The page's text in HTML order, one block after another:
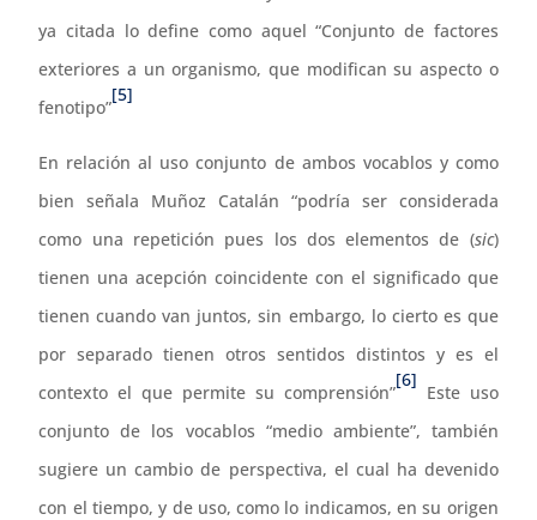
ya citada lo define como aquel “Conjunto de factores
exteriores a un organismo, que modifican su aspecto o
fenotipo”
[5]
En relación al uso conjunto de ambos vocablos y como
bien señala Muñoz Catalán “podría ser considerada
como una repetición pues los dos elementos de (sic)
tienen una acepción coincidente con el significado que
tienen cuando van juntos, sin embargo, lo cierto es que
por separado tienen otros sentidos distintos y es el
contexto el que permite su comprensión”
[6]
Este uso
conjunto de los vocablos “medio ambiente”, también
sugiere un cambio de perspectiva, el cual ha devenido
con el tiempo, y de uso, como lo indicamos, en su origen